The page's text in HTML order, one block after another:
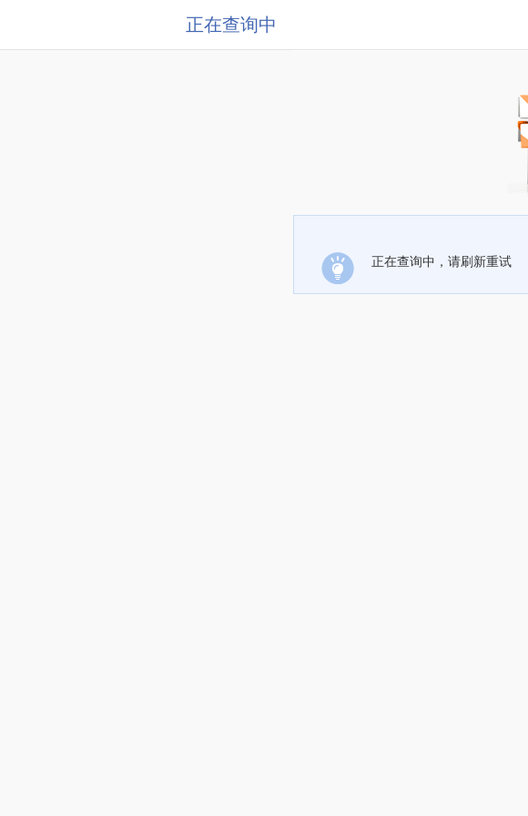
正在查询中
正在查询中，请刷新重试